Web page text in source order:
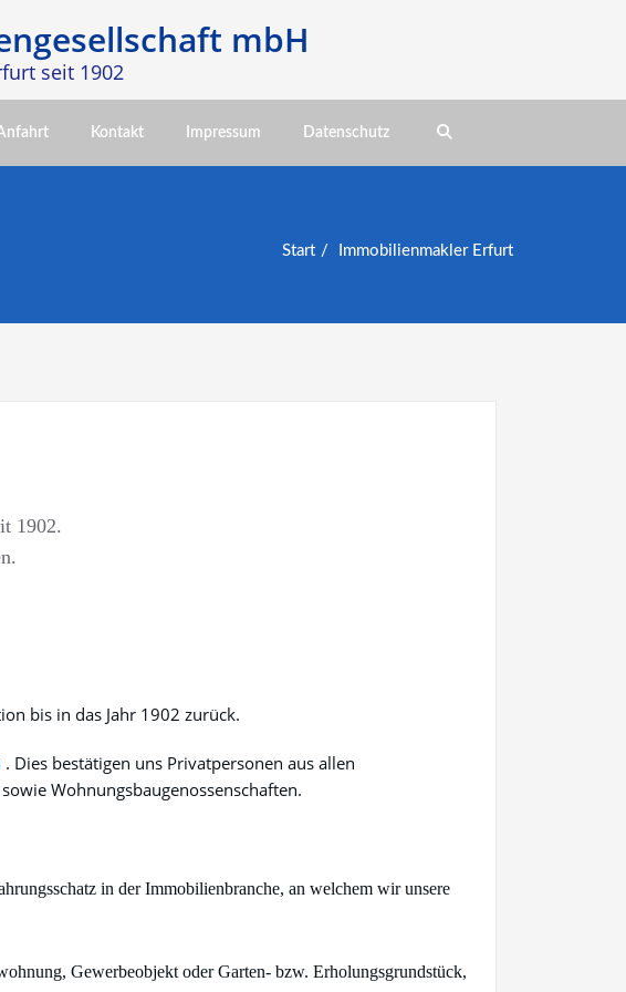
mbH
seit 1902
Kontakt Impressum Datenschutz
Start Immobilienmakler Erfurt
1902.
bis in das Jahr 1902 zurück.
. Dies bestätigen uns Privatpersonen aus allen
Wohnungsbaugenossenschaften.
in der Immobilienbranche, an welchem wir unsere
Gewerbeobjekt oder Garten- bzw. Erholungsgrundstück,